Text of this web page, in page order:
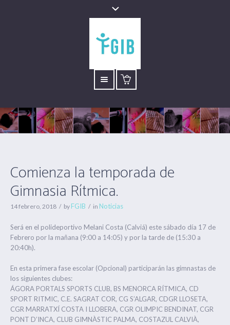
Comienza​​ la temporada de
Gimnasia Rítmica.
14 febrero, 2018 by FGIB in Noticias
​Será en el polideportivo Melani Costa ​(Calviá) ​este sábado día 17 ​de
Febrero ​por la mañana (9:00 a 14:05) y por la tarde de (15:30 a
20:40h).
En esta primera fase escolar ​(Opcional) ​participarán las gimnastas de
los siguientes clubes:
ÁGORA PORTALS SPORTS CLUB, BS MENORCA RÍTMICA, CD
SPORT RITMIC, C.E. SAGRAT COR, CG S’ALGAR, CDGR LLOSETA,
CGR MARRATXÍ COSTA I LLOBERA, CGR OLIMPIC BENDINAT, CGR
PONT D’INCA, CLUB GIMNÀSTIC PALMA, COSTAZUL CALVIÀ,